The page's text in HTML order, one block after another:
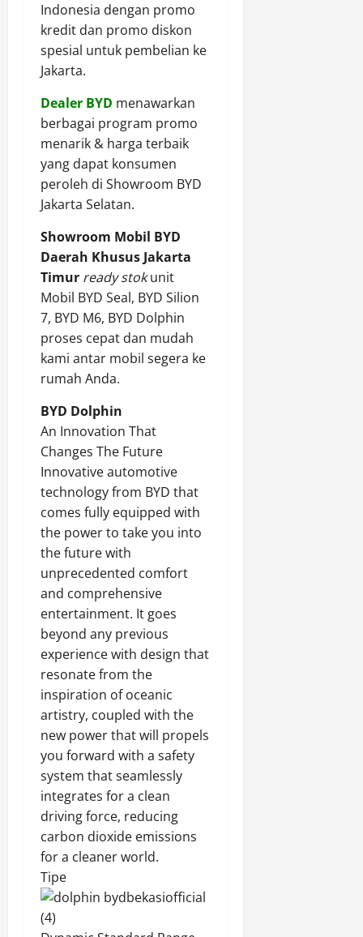
Indonesia dengan promo
kredit dan promo diskon
spesial untuk pembelian ke
Jakarta.
Dealer BYD menawarkan
berbagai program promo
menarik & harga terbaik
yang dapat konsumen
peroleh di Showroom BYD
Jakarta Selatan.
Showroom Mobil BYD
Daerah Khusus Jakarta
Timur ready stokunit
Mobil BYD Seal, BYD Silion
7, BYD M6, BYD Dolphin
proses cepat dan mudah
kami antar mobil segera ke
rumah Anda.
BYD Dolphin
An Innovation That
Changes The Future
Innovative automotive
technology from BYD that
comes fully equipped with
the power to take you into
the future with
unprecedented comfort
and comprehensive
entertainment. It goes
beyond any previous
experience with design that
resonate from the
inspiration of oceanic
artistry, coupled with the
new power that will propels
you forward with a safety
system that seamlessly
integrates for a clean
driving force, reducing
carbon dioxide emissions
for a cleaner world.
Tipe